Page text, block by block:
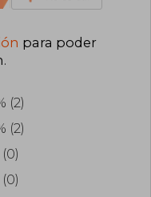
para poder
.
(2)
(2)